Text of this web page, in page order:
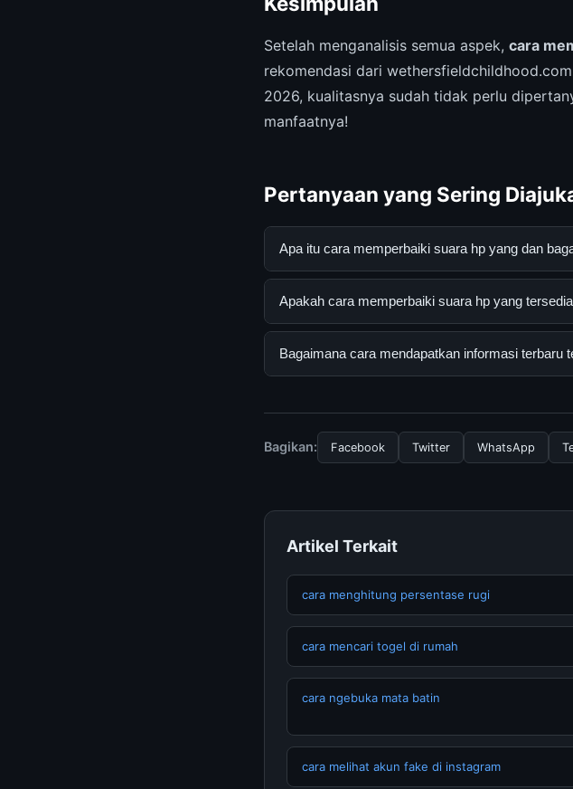
Setelah menganalisis semua aspek, cara
rekomendasi dari
2026, kualitasnya sudah tidak perlu
manfaatnya!
Pertanyaan yang Sering
Apa itu cara memperbaiki suara hp yang dan
cara memperbaiki suara hp yang adalah
resmi dan mengikuti panduan yang tersedia.
Apakah cara memperbaiki suara hp yang
Ya, cara memperbaiki suara hp yang dapat
Bagaimana cara mendapatkan informasi terbaru
terpercaya.
Bagikan: Facebook Twitter WhatsApp
Artikel Terkait
cara menghitung persentase rugi
cara mencari togel di rumah
cara ngebuka mata batin
cara melihat akun fake di instagram